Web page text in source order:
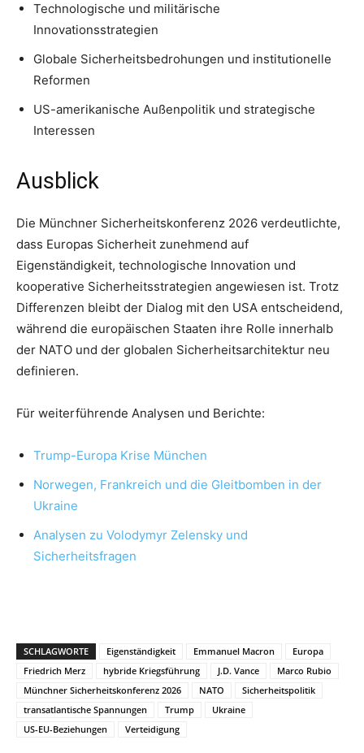
Technologische und militärische
Innovationsstrategien
Globale Sicherheitsbedrohungen und institutionelle
Reformen
US-amerikanische Außenpolitik und strategische
Interessen
Ausblick
Die Münchner Sicherheitskonferenz 2026 verdeutlichte,
dass Europas Sicherheit zunehmend auf
Eigenständigkeit, technologische Innovation und
kooperative Sicherheitsstrategien angewiesen ist. Trotz
Differenzen bleibt der Dialog mit den USA entscheidend,
während die europäischen Staaten ihre Rolle innerhalb
der NATO und der globalen Sicherheitsarchitektur neu
definieren.
Für weiterführende Analysen und Berichte:
Trump-Europa Krise München
Norwegen, Frankreich und die Gleitbomben in der
Ukraine
Analysen zu Volodymyr Zelensky und
Sicherheitsfragen
SCHLAGWORTE Eigenständigkeit Emmanuel Macron
Europa
Friedrich Merz
hybride Kriegsführung J.D. Vance
Marco Rubio
Münchner Sicherheitskonferenz 2026
NATO
Sicherheitspolitik
transatlantische Spannungen
Trump
Ukraine
US-EU-Beziehungen
Verteidigung